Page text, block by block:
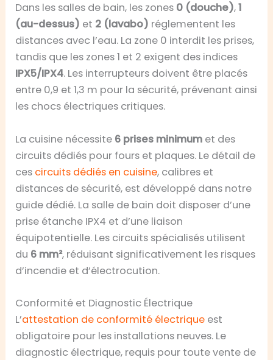
Dans les salles de bain, les zones 0 (douche),1
(au-dessus) et 2 (lavabo) réglementent les
distances avec l’eau. La zone 0 interdit les prises,
tandis que les zones 1 et 2 exigent des indices
IPX5/IPX4. Les interrupteurs doivent être placés
entre 0,9 et 1,3 m pour la sécurité, prévenant ainsi
les chocs électriques critiques.
La cuisine nécessite 6 prises minimum et des
circuits dédiés pour fours et plaques. Le détail de
ces circuits dédiés en cuisine, calibres et
distances de sécurité, est développé dans notre
guide dédié. La salle de bain doit disposer d’une
prise étanche IPX4 et d’une liaison
équipotentielle. Les circuits spécialisés utilisent
du 6 mm², réduisant significativement les risques
d’incendie et d’électrocution.
Conformité et Diagnostic Électrique
L’attestation de conformité électrique est
obligatoire pour les installations neuves. Le
diagnostic électrique, requis pour toute vente de